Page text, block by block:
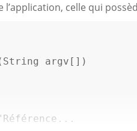
l’application, celle qui
String argv[] )